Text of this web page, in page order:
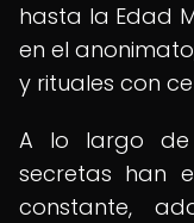
hasta la Edad
en el
y rituales con
A lo largo de
secretas han
constante,